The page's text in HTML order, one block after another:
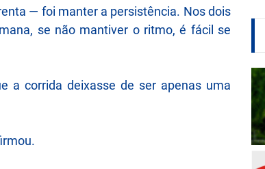
— foi manter a persistência. Nos dois
se não mantiver o ritmo, é fácil se
a corrida deixasse de ser apenas uma